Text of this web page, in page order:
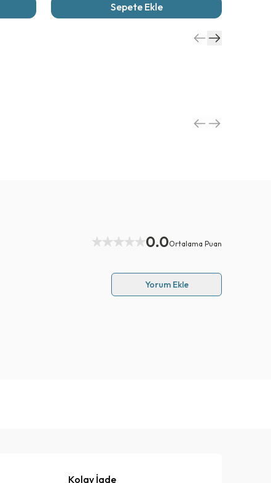
Sepete Ekle
0.0Ortalama Puan
Yorum Ekle
Kolay İade